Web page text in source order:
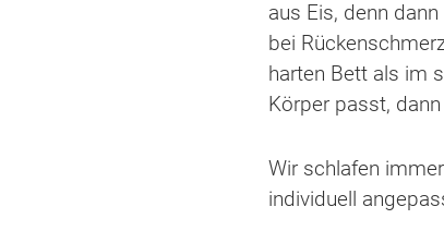
aus Eis, denn
bei
harten Bett als im
Körper passt,
Wir schlafen
individuell